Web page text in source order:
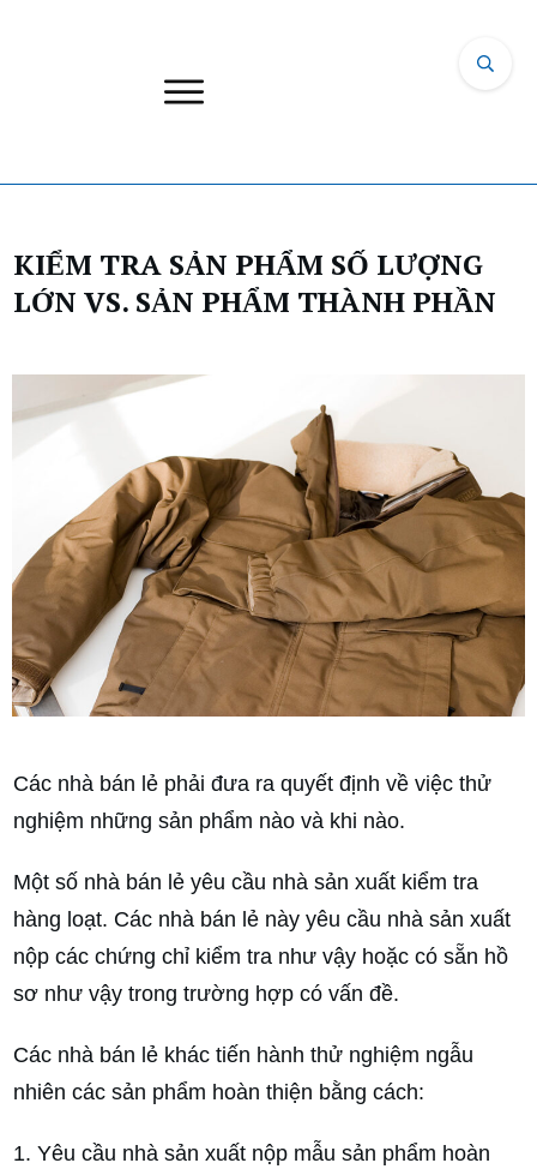
KIỂM TRA SẢN PHẨM SỐ LƯỢNG
LỚN VS. SẢN PHẨM THÀNH PHẦN
Các nhà bán lẻ phải đưa ra quyết định về việc thử
nghiệm những sản phẩm nào và khi nào.
Một số nhà bán lẻ yêu cầu nhà sản xuất kiểm tra
hàng loạt. Các nhà bán lẻ này yêu cầu nhà sản xuất
nộp các chứng chỉ kiểm tra như vậy hoặc có sẵn hồ
sơ như vậy trong trường hợp có vấn đề.
Các nhà bán lẻ khác tiến hành thử nghiệm ngẫu
nhiên các sản phẩm hoàn thiện bằng cách:
Yêu cầu nhà sản xuất nộp mẫu sản phẩm hoàn